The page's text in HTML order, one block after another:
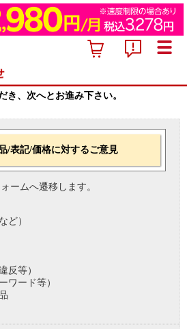
き、次へとお進み下さい。
/表記/価格に対するご意見
ームへ遷移します。
ど）
反等）
ワード等）